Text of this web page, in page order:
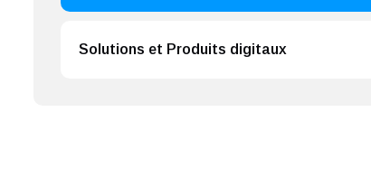
Solutions et Produits digitaux